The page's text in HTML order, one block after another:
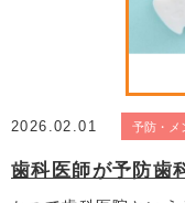
2026.02.01 予防・メ